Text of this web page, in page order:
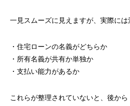
一見スムーズに見えますが、実際には
・住宅ローンの名義がどちらか
・所有名義が共有か単独か
・支払い能力があるか
これらが整理されていないと、後か